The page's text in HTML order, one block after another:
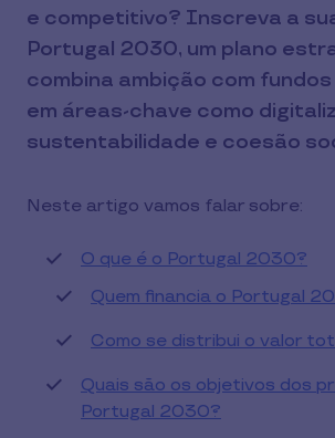
e competitivo? Inscreva a
Portugal 2030, um plano
combina ambição com
em áreas-chave como
sustentabilidade e coesão
Neste artigo vamos falar sobre:
O que é o Portugal 2030?
Quem financia o Portugal
Como se distribui o valor
Quais são os objetivos dos
Portugal 2030?